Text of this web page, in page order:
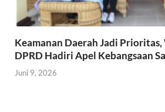
Keamanan Daerah Jadi
DPRD Hadiri Apel Kebangsaan
Juni 9, 2026